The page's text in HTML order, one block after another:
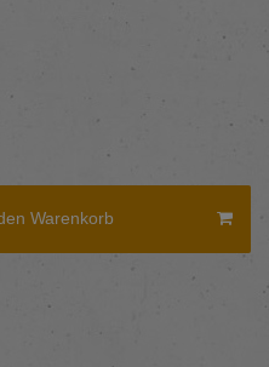
Warenkorb